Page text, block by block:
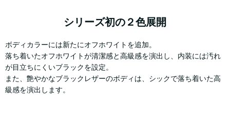
シリーズ初の２色展開
ボディカラーには新たにオフホワイトを追加。
落ち着いたオフホワイトが清潔感と高級感を演出し、内装には汚れ
が目立ちにくいブラックを設定。
また、艶やかなブラックレザーのボディは、シックで落ち着いた高
級感を演出します。